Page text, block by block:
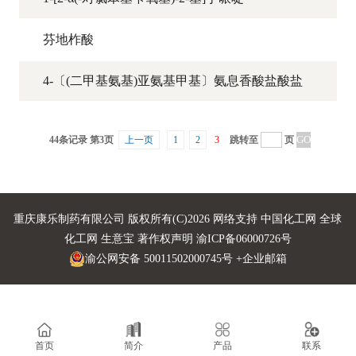
芬地柞酸
4-〔(二甲基氨基)亚氨基甲基〕氨息香酸盐酸盐
44条记录 第3页 上一页 1 2 3 跳转至 页
重庆康乐制药有限公司 版权所有(C)2026 网络支持中国化工网 全球
化工网 生意宝 著作权声明 渝ICP备06000726号
渝公网安备 50011502000745号 +企业邮箱
首页 简介 产品 联系